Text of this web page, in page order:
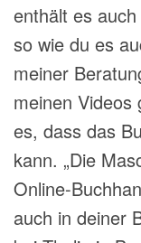
enthält es
so wie du es
meiner
meinen Videos
es, dass das
kann. „Die
Online-
auch in deiner